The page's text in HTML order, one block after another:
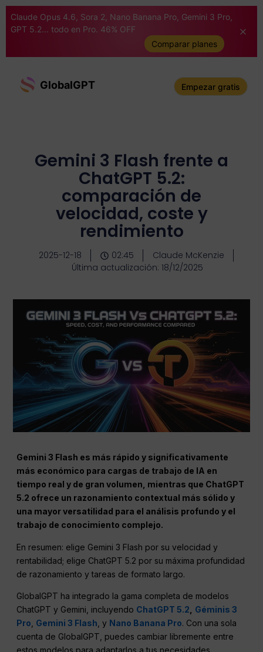
Claude Opus 4.6, Sora 2, Nano Banana Pro, Gemini 3 Pro,
GPT 5.2... todo en Pro. 46% OFF
Comparar planes
GlobalGPT Empezar gratis
Gemini 3 Flash frente a
ChatGPT 5.2:
comparación de
velocidad, coste y
rendimiento
2025-12-18 02:45
Claude McKenzie
Última actualización: 18/12/2025
Gemini 3 Flash es más rápido y significativamente
más económico para cargas de trabajo de IA en
tiempo real y de gran volumen, mientras que ChatGPT
5.2 ofrece un razonamiento contextual más sólido y
una mayor versatilidad para el análisis profundo y el
trabajo de conocimiento complejo.
En resumen: elige Gemini 3 Flash por su velocidad y
rentabilidad; elige ChatGPT 5.2 por su máxima profundidad
de razonamiento y tareas de formato largo.
GlobalGPT ha integrado la gama completa de modelos
ChatGPT y Gemini, incluyendo ChatGPT 5.2
Géminis 3
Pro Gemini 3 Flash , y Nano Banana Pro. Con una sola
cuenta de GlobalGPT, puedes cambiar libremente entre
estos modelos para adaptarlos a tus necesidades.